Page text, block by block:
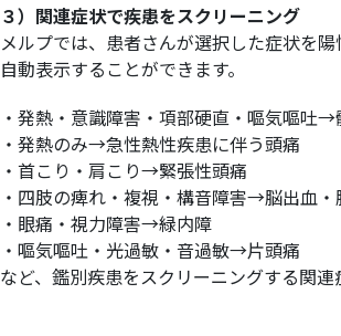
３）関連症状で疾患をスクリーニング
メルプでは、患者さんが選択した症状を
自動表示することができます。
・発熱・意識障害・項部硬直・嘔気嘔吐→
・発熱のみ→急性熱性疾患に伴う頭痛
・首こり・肩こり→緊張性頭痛
・四肢の痺れ・複視・構音障害→脳出血
・眼痛・視力障害→緑内障
・嘔気嘔吐・光過敏・音過敏→片頭痛
など、鑑別疾患をスクリーニングする関連